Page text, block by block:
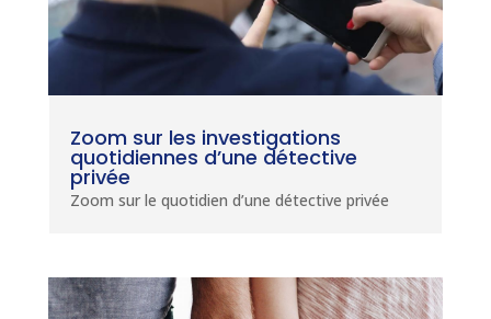
Zoom sur les investigations
quotidiennes d’une détective
privée
Zoom sur le quotidien d’une détective privée